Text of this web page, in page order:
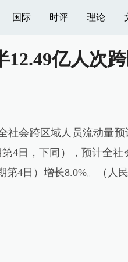
国际 时评 理论
12.49亿人次
社会跨区域人员流动量
4日，下同），预计全
第4日）增长8.0%。（人